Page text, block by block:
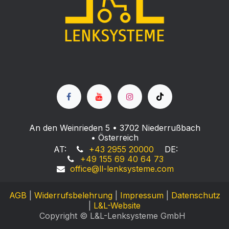
An den Weinrieden 5 • 3702 Niederrußbach
• Österreich
AT:
+43 2955 20000
DE:
+49 155 69 40 64 73
office@ll-lenksysteme.com
AGB Widerrufsbelehrung Impressum
Datenschutz
L&L-Website
Copyright © L&L-Lenksysteme GmbH